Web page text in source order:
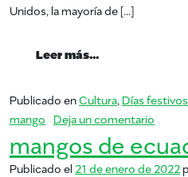
Unidos, la mayoría de […]
Leer más…
Publicado enCultura, Días festivos
mango Deja un comentario
mangos de
Publicado el 21 de enero de 2022